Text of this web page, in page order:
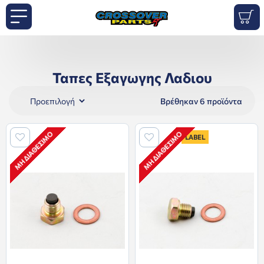
Ταπες Εξαγωγης Λαδιου
Βρέθηκαν 6 προϊόντα
ΜΗ ΔΙΑΘΈΣΙΜΟ LABEL
ΜΗ ΔΙΑΘΈΣΙΜΟ